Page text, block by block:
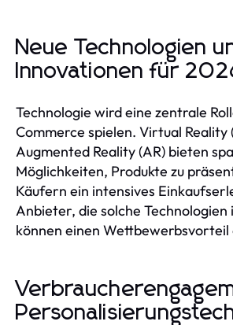
Neue Technologien
Innovationen für
Technologie wird eine zentrale
Commerce spielen. Virtual Reality
Augmented Reality (AR) bieten
Möglichkeiten, Produkte zu
Käufern ein intensives
Anbieter, die solche
können einen Wettbewerbsvorteil